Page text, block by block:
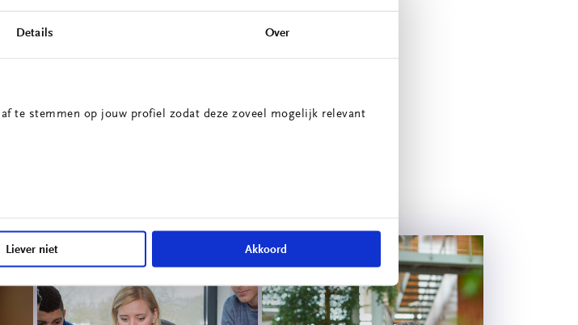
Details Over
te stemmen op jouw profiel zodat deze zoveel mogelijk relevant
Liever niet Akkoord
met praktische trends en ontwikkelingen. Zowel op